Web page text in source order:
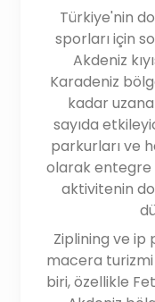
Türkiye'nin
sporları için
Akdeniz
Karadeniz
kadar
sayıda
parkurları ve
olarak entegre
aktivitenin
Ziplining ve ip
macera
biri, özellikle